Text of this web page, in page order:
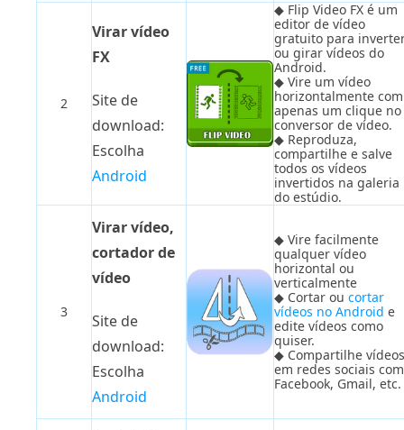
2
Virar vídeo
FX
Site de
download:
Escolha
Android
◆ Flip Video FX é um
editor de vídeo
gratuito para
ou girar vídeos do
Android.
◆ Vire um vídeo
horizontalmente com
apenas um clique no
conversor de vídeo.
◆ Reproduza,
compartilhe e salve
todos os vídeos
invertidos na galeria
do estúdio.
3
Virar vídeo,
cortador de
vídeo
Site de
download:
Escolha
Android
◆ Vire facilmente
qualquer vídeo
horizontal ou
verticalmente
◆ Cortar ou cortar
vídeos no Android e
edite vídeos como
quiser.
◆ Compartilhe vídeos
em redes sociais
Facebook, Gmail, etc.